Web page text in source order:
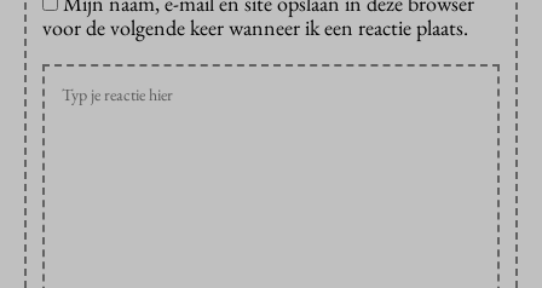
voor de volgende keer wanneer ik een reactie plaats.